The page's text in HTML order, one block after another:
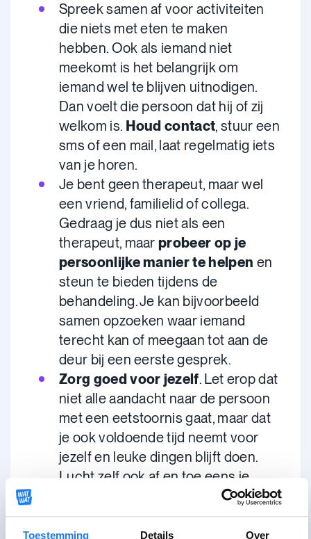
Toestemming Details Over
Spreek samen af voor activiteiten
die niets met eten te maken
hebben. Ook als iemand niet
meekomt is het belangrijk om
iemand wel te blijven uitnodigen.
Dan voelt die persoon dat hij of zij
welkom is. Houd contact, stuur een
sms of een mail, laat regelmatig iets
van je horen.
Je bent geen therapeut, maar wel
een vriend, familielid of collega.
Gedraag je dus niet als een
therapeut, maarprobeer op je
persoonlijke manier te helpen en
steun te bieden tijdens de
behandeling. Je kan bijvoorbeeld
samen opzoeken waar iemand
terecht kan of meegaan tot aan de
deur bij een eerste gesprek.
Zorg goed voor jezelf. Let erop dat
niet alle aandacht naar de persoon
met een eetstoornis gaat, maar dat
je ook voldoende tijd neemt voor
jezelf en leuke dingen blijft doen.
Lucht zelf ook af en toe eens je